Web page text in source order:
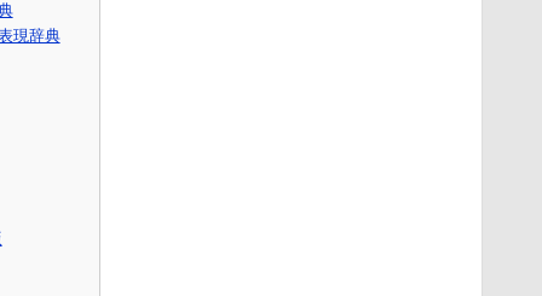
現辞典